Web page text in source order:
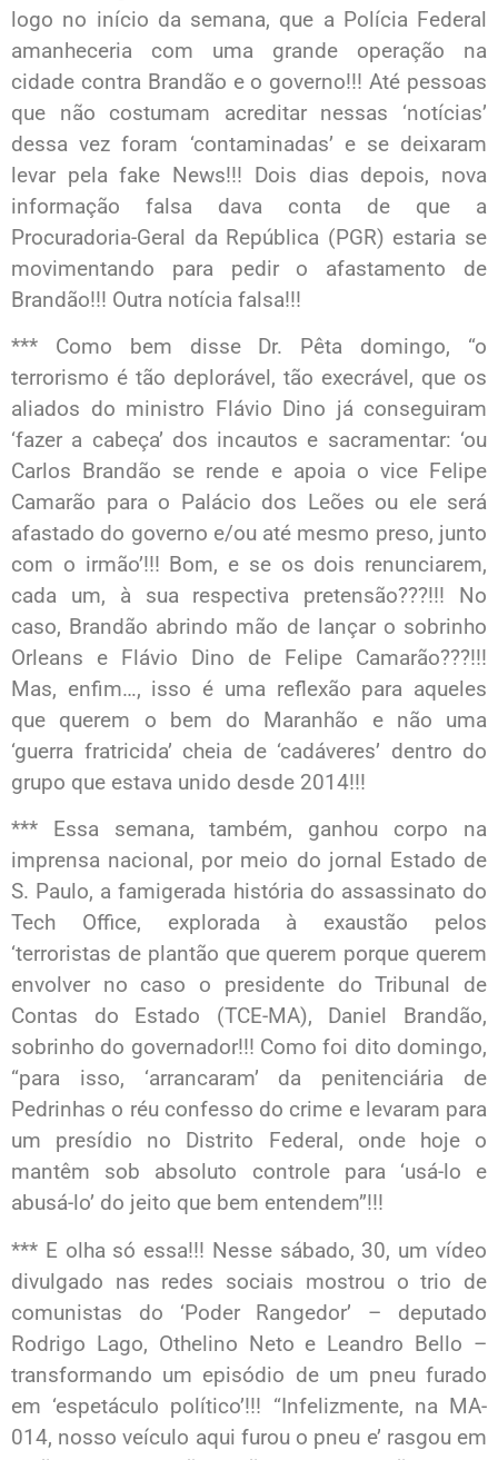
logo no início da semana, que a Polícia Federal
amanheceria com uma grande operação na
cidade contra Brandão e o governo!!! Até pessoas
que não costumam acreditar nessas ‘notícias’
dessa vez foram ‘contaminadas’ e se deixaram
levar pela fake News!!! Dois dias depois, nova
informação falsa dava conta de que a
Procuradoria-Geral da República (PGR) estaria se
movimentando para pedir o afastamento de
Brandão!!! Outra notícia falsa!!!
*** Como bem disse Dr. Pêta domingo, “o
terrorismo é tão deplorável, tão execrável, que os
aliados do ministro Flávio Dino já conseguiram
‘fazer a cabeça’ dos incautos e sacramentar: ‘ou
Carlos Brandão se rende e apoia o vice Felipe
Camarão para o Palácio dos Leões ou ele será
afastado do governo e/ou até mesmo preso, junto
com o irmão’!!! Bom, e se os dois renunciarem,
cada um, à sua respectiva pretensão???!!! No
caso, Brandão abrindo mão de lançar o sobrinho
Orleans e Flávio Dino de Felipe Camarão???!!!
Mas, enfim…, isso é uma reflexão para aqueles
que querem o bem do Maranhão e não uma
‘guerra fratricida’ cheia de ‘cadáveres’ dentro do
grupo que estava unido desde 2014!!!
*** Essa semana, também, ganhou corpo na
imprensa nacional, por meio do jornal Estado de
S. Paulo, a famigerada história do assassinato do
Tech Office, explorada à exaustão pelos
‘terroristas de plantão que querem porque querem
envolver no caso o presidente do Tribunal de
Contas do Estado (TCE-MA), Daniel Brandão,
sobrinho do governador!!! Como foi dito domingo,
“para isso, ‘arrancaram’ da penitenciária de
Pedrinhas o réu confesso do crime e levaram para
um presídio no Distrito Federal, onde hoje o
mantêm sob absoluto controle para ‘usá-lo e
abusá-lo’ do jeito que bem entendem”!!!
*** E olha só essa!!! Nesse sábado, 30, um vídeo
divulgado nas redes sociais mostrou o trio de
comunistas do ‘Poder Rangedor’ – deputado
Rodrigo Lago, Othelino Neto e Leandro Bello –
transformando um episódio de um pneu furado
em ‘espetáculo político’!!! “Infelizmente, na MA-
014, nosso veículo aqui furou o pneu e’ rasgou em